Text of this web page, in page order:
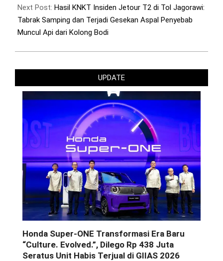
Next Post: Hasil KNKT Insiden Jetour T2 di Tol Jagorawi:
Tabrak Samping dan Terjadi Gesekan Aspal Penyebab
Muncul Api dari Kolong Bodi
UPDATE
Honda Super-ONE Transformasi Era Baru
“Culture. Evolved.”, Dilego Rp 438 Juta
Seratus Unit Habis Terjual di GIIAS 2026